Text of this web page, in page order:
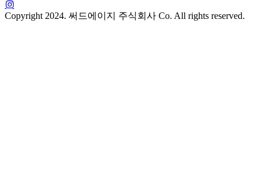
Copyright 2024. 써드에이지 주식회사 Co. All rights reserved.